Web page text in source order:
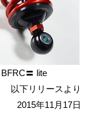
〓 lite
以下リリースより
2015年11月17日